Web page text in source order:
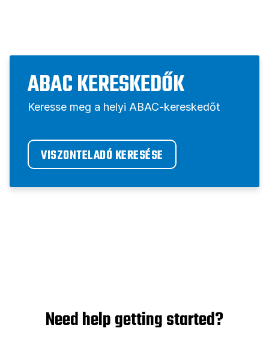
ABAC KERESKEDŐK
Keresse meg a helyi ABAC-kereskedőt
VISZONTELADÓ KERESÉSE
Need help getting started?